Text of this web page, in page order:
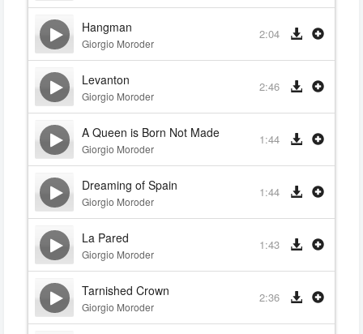
Hangman
Giorgio Moroder
2:04
Levanton
Giorgio Moroder
2:46
A Queen is Born Not Made
Giorgio Moroder
1:44
Dreaming of Spain
Giorgio Moroder
1:44
La Pared
Giorgio Moroder
1:43
Tarnished Crown
Giorgio Moroder
2:36